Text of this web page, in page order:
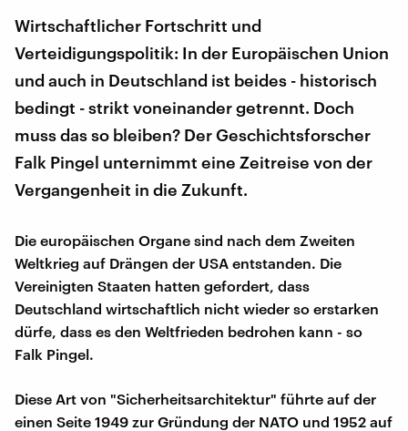
Wirtschaftlicher Fortschritt und
Verteidigungspolitik: In der Europäischen Union
und auch in Deutschland ist beides - historisch
bedingt - strikt voneinander getrennt. Doch
muss das so bleiben? Der Geschichtsforscher
Falk Pingel unternimmt eine Zeitreise von der
Vergangenheit in die Zukunft.
Die europäischen Organe sind nach dem Zweiten
Weltkrieg auf Drängen der USA entstanden. Die
Vereinigten Staaten hatten gefordert, dass
Deutschland wirtschaftlich nicht wieder so erstarken
dürfe, dass es den Weltfrieden bedrohen kann - so
Falk Pingel.
Diese Art von "Sicherheitsarchitektur" führte auf der
einen Seite 1949 zur Gründung der NATO und 1952 auf